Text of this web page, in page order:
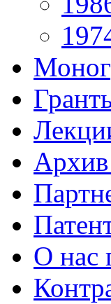
Архив
О нас